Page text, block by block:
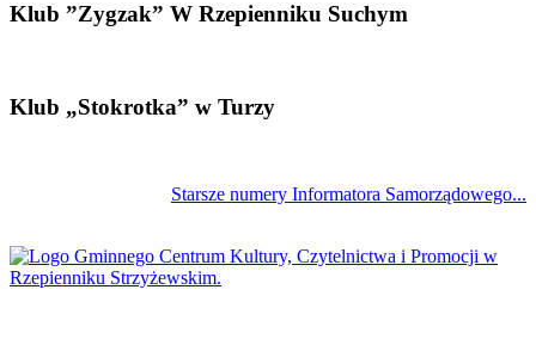
Klub ”Zygzak” W Rzepienniku Suchym
Klub „Stokrotka” w Turzy
Starsze numery Informatora Samorządowego...